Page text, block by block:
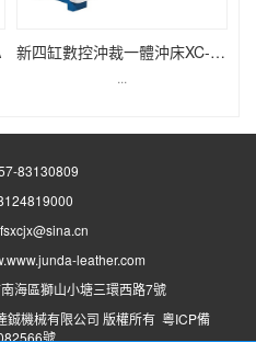
新四缸數控沖裁一體沖床XC-SKDQ125-B
...
83130809
leather.com
海區獅山小塘三環西路7號
機械有限公司 版權所有 粵ICP備
號